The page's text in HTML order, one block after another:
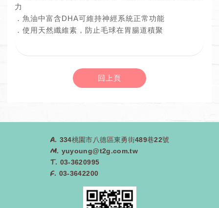
力
．魚油中富含DHA可維持神經系統正常功能
．使用天然纖維素，防止毛球在胃腸道積聚
回上頁
A. 334桃園市八德區東勇街489巷22號
M. yuyoung@t2g.com.tw
T. 03-3620995
F. 03-3642200